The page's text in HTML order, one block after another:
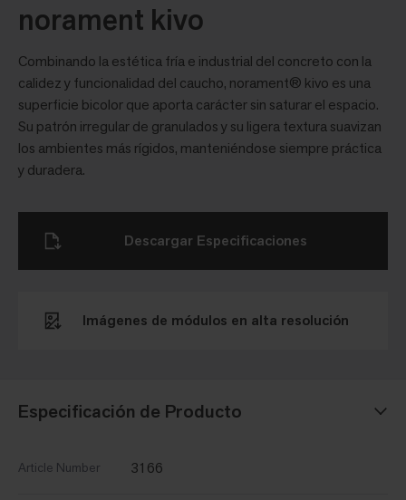
norament kivo
Combinando la estética fría e industrial del concreto con la
calidez y funcionalidad del caucho, norament® kivo es una
superficie bicolor que aporta carácter sin saturar el espacio.
Su patrón irregular de granulados y su ligera textura suavizan
los ambientes más rígidos, manteniéndose siempre práctica
y duradera.
Especificación de Producto
Article Number 3166
Imágenes de módulos en alta resolución
Descargar Especificaciones